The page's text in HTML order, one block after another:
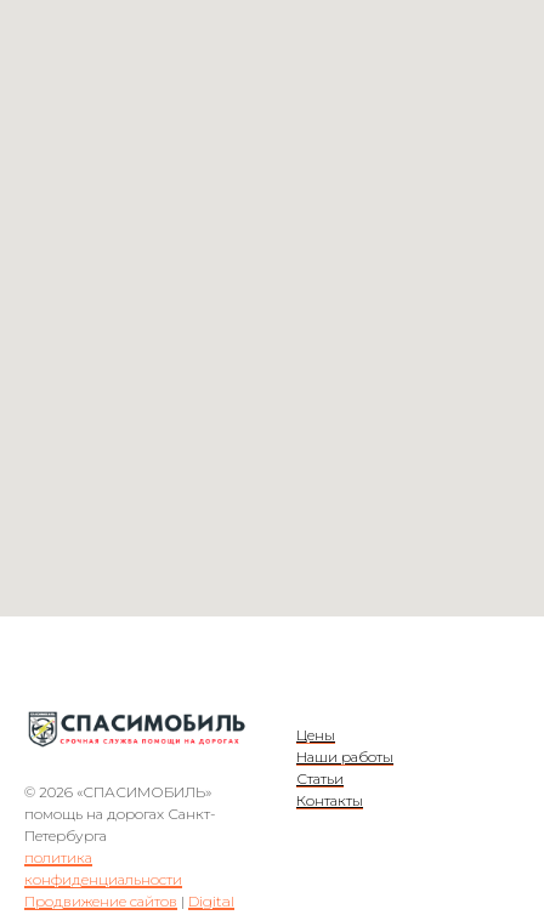
© 2026 «СПАСИМОБИЛЬ»
помощь на дорогах Санкт-
Петербурга
политика
конфиденциальности
Продвижение сайтов | Digital
Цены
Наши работы
Статьи
Контакты